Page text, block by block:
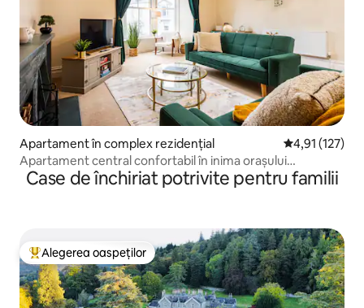
Apartament în complex rezidențial Scor mediu
4,91 (127)
Apartament central confortabil în inima orașului
Windermere
Case de închiriat potrivite pentru familii
Locuință din topul categoriei Alegerea oaspeților
Alegerea oaspeților